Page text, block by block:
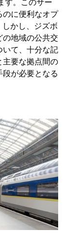
す。このサー
のに便利なオプ
しかし、ジズボ
地域の公共交
いて、十分な記
主要な拠点間の
が必要となる